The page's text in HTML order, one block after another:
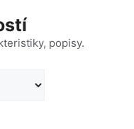
popisy.